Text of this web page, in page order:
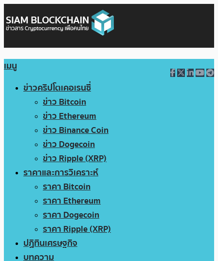
เมนู
ข่าวคริปโตเคอเรนซี่
ข่าว Bitcoin
ข่าว Ethereum
ข่าว Binance Coin
ข่าว Dogecoin
ข่าว Ripple (XRP)
ราคาและการวิเคราะห์
ราคา Bitcoin
ราคา Ethereum
ราคา Dogecoin
ราคา Ripple (XRP)
ปฏิทินเศรษฐกิจ
บทความ